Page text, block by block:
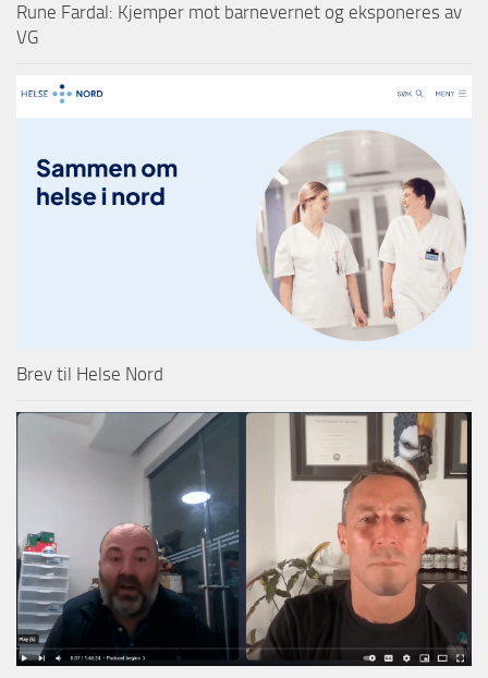
Rune Fardal: Kjemper mot barnevernet og eksponeres av
VG
Brev til Helse Nord